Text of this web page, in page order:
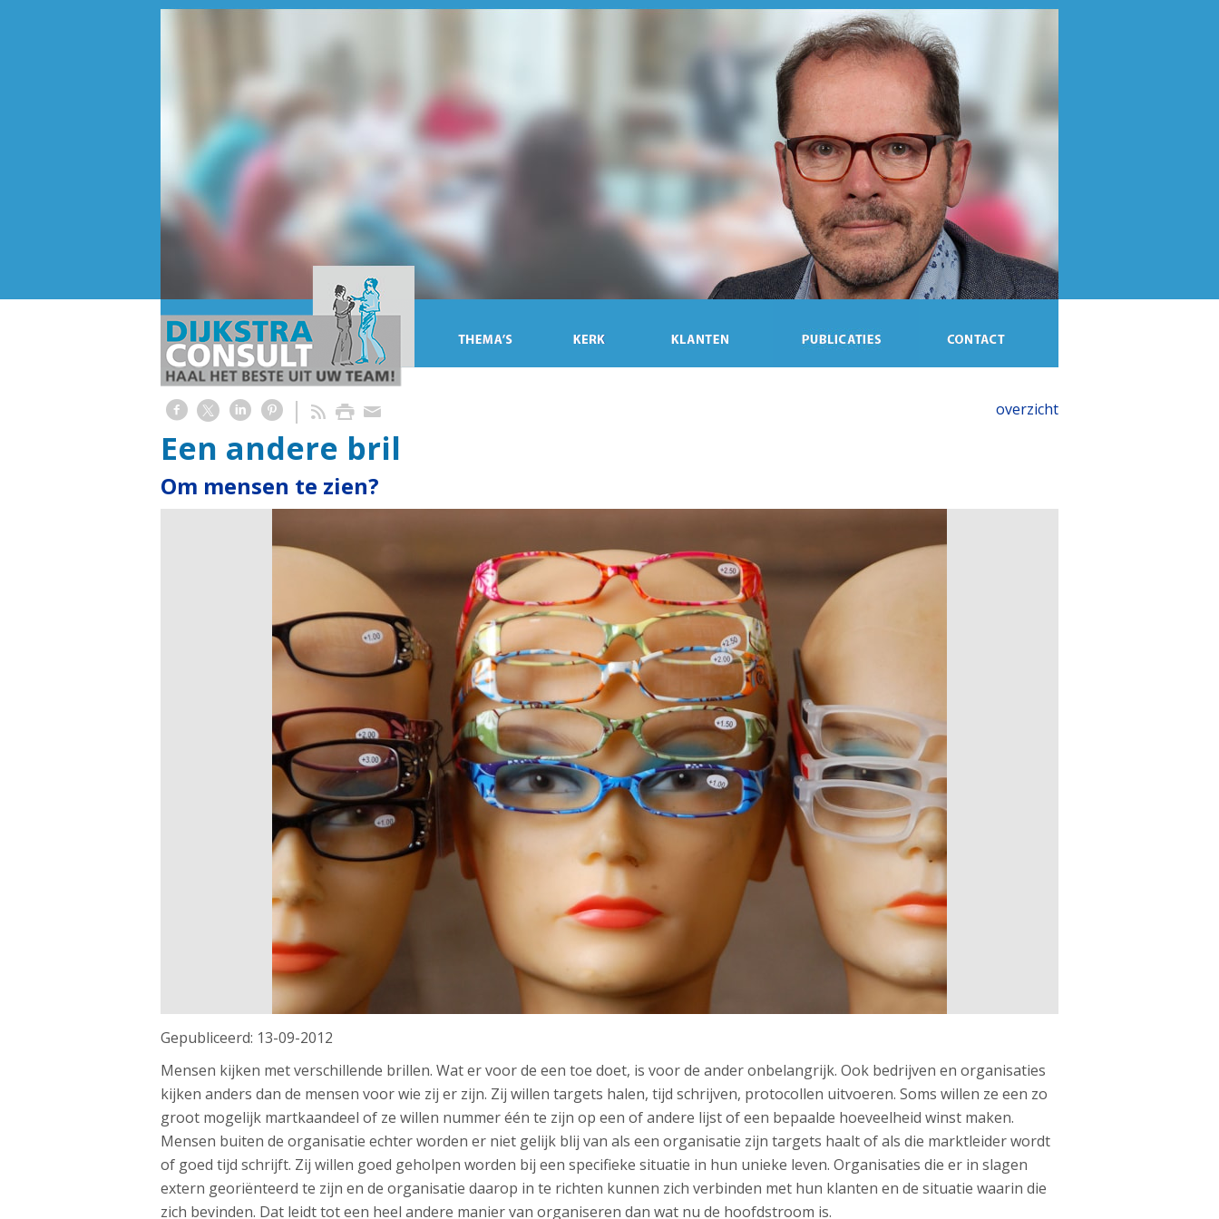
overzicht
Een andere bril
Om mensen te zien?
Gepubliceerd: 13-09-2012
Mensen kijken met verschillende brillen. Wat er voor de een toe doet, is voor de ander onbelangrijk. Ook bedrijven en organisaties
kijken anders dan de mensen voor wie zij er zijn. Zij willen targets halen, tijd schrijven, protocollen uitvoeren. Soms willen ze een zo
groot mogelijk martkaandeel of ze willen nummer één te zijn op een of andere lijst of een bepaalde hoeveelheid winst maken.
Mensen buiten de organisatie echter worden er niet gelijk blij van als een organisatie zijn targets haalt of als die marktleider wordt
of goed tijd schrijft. Zij willen goed geholpen worden bij een specifieke situatie in hun unieke leven. Organisaties die er in slagen
extern georiënteerd te zijn en de organisatie daarop in te richten kunnen zich verbinden met hun klanten en de situatie waarin die
zich bevinden. Dat leidt tot een heel andere manier van organiseren dan wat nu de hoofdstroom is.